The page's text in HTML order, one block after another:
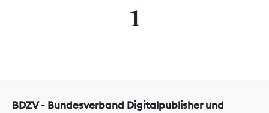
1
BDZV - Bundesverband Digitalpublisher und